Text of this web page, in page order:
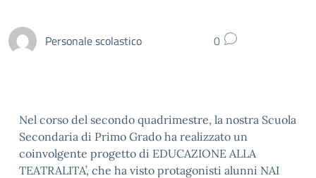
Personale scolastico 0
Nel corso del secondo quadrimestre, la nostra Scuola
Secondaria di Primo Grado ha realizzato un
coinvolgente progetto di EDUCAZIONE ALLA
TEATRALITA’, che ha visto protagonisti alunni NAI